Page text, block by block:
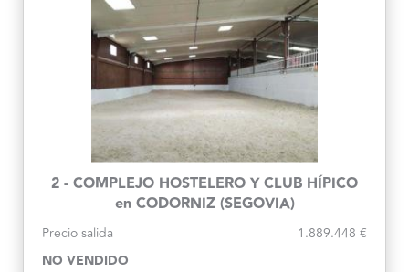
2 - COMPLEJO HOSTELERO Y CLUB HÍPICO
en CODORNIZ (SEGOVIA)
Precio salida 1.889.448 €
NO VENDIDO